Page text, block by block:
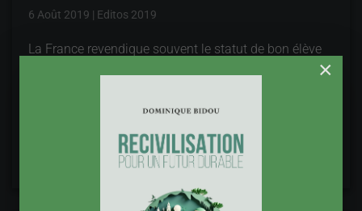
6 Août 2019 | Editos 2019
La France revendique souvent le statut de bon élève
×